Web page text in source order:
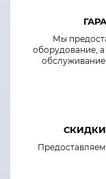
Мы
оборудование,
обслуживание